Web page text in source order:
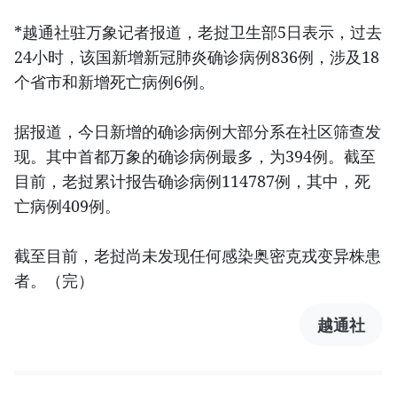
*越通社驻万象记者报道，老挝卫生部5日表示，过去
24小时，该国新增新冠肺炎确诊病例836例，涉及18
个省市和新增死亡病例6例。
据报道，今日新增的确诊病例大部分系在社区筛查发
现。其中首都万象的确诊病例最多，为394例。截至
目前，老挝累计报告确诊病例114787例，其中，死
亡病例409例。
截至目前，老挝尚未发现任何感染奥密克戎变异株患
者。（完）
越通社